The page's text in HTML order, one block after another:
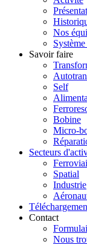
Nos
Savoir faire
Self
Bobine
Micro-
Secteurs
Spatial
Industrie
Contact
Nous